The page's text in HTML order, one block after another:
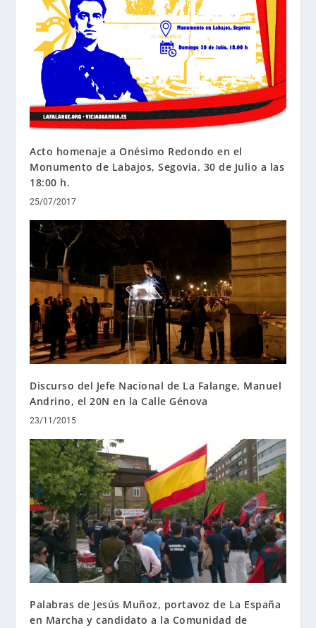
Acto homenaje a Onésimo Redondo en el
Monumento de Labajos, Segovia. 30 de Julio a las
18:00 h.
25/07/2017
Discurso del Jefe Nacional de La Falange, Manuel
Andrino, el 20N en la Calle Génova
23/11/2015
Palabras de Jesús Muñoz, portavoz de La España
en Marcha y candidato a la Comunidad de